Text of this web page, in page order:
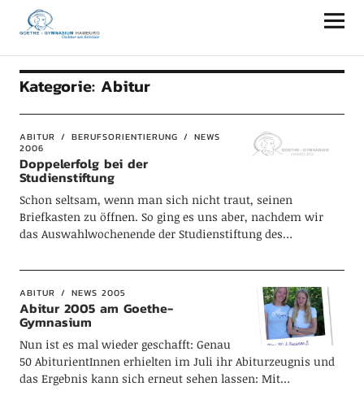
Goethe-Gymnasium Hamburg
Kategorie: Abitur
ABITUR BERUFSORIENTIERUNG
NEWS
2006
Doppelerfolg bei der
Studienstiftung
Schon seltsam, wenn man sich nicht traut, seinen
Briefkasten zu öffnen. So ging es uns aber, nachdem wir
das Auswahlwochenende der Studienstiftung des…
ABITUR NEWS 2005
Abitur 2005 am Goethe-
Gymnasium
Nun ist es mal wieder geschafft: Genau
50 AbiturientInnen erhielten im Juli ihr Abiturzeugnis und
das Ergebnis kann sich erneut sehen lassen: Mit…